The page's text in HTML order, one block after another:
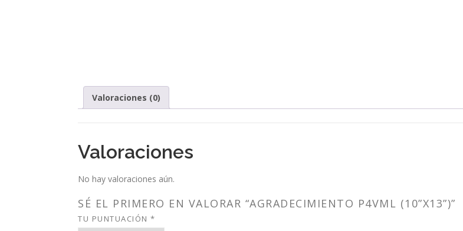
Valoraciones (0)
Valoraciones
No hay valoraciones aún.
SÉ EL PRIMERO EN VALORAR “AGRADECIMIENTO P4VML (10”X13”)”
TU PUNTUACIÓN *